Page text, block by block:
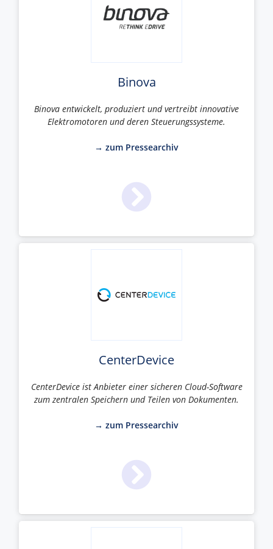
Binova
Binova entwickelt, produziert und vertreibt innovative
Elektromotoren und deren Steuerungssysteme.
→ zum Pressearchiv
CenterDevice
CenterDevice ist Anbieter einer sicheren Cloud-Software
zum zentralen Speichern und Teilen von Dokumenten.
→ zum Pressearchiv